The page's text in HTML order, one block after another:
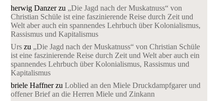
herwig Danzerzu „Die Jagd nach der Muskatnuss“ von
Christian Schüle ist eine faszinierende Reise durch Zeit und
Welt aber auch ein spannendes Lehrbuch über Kolonialismus,
Rassismus und Kapitalismus
Urs zu „Die Jagd nach der Muskatnuss“ von Christian Schüle
ist eine faszinierende Reise durch Zeit und Welt aber auch ein
spannendes Lehrbuch über Kolonialismus, Rassismus und
Kapitalismus
briele HaffnerzuLoblied an den Miele Druckdampfgarer und
offener Brief an die Herren Miele und Zinkann